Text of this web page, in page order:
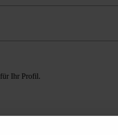
für Ihr Profil.